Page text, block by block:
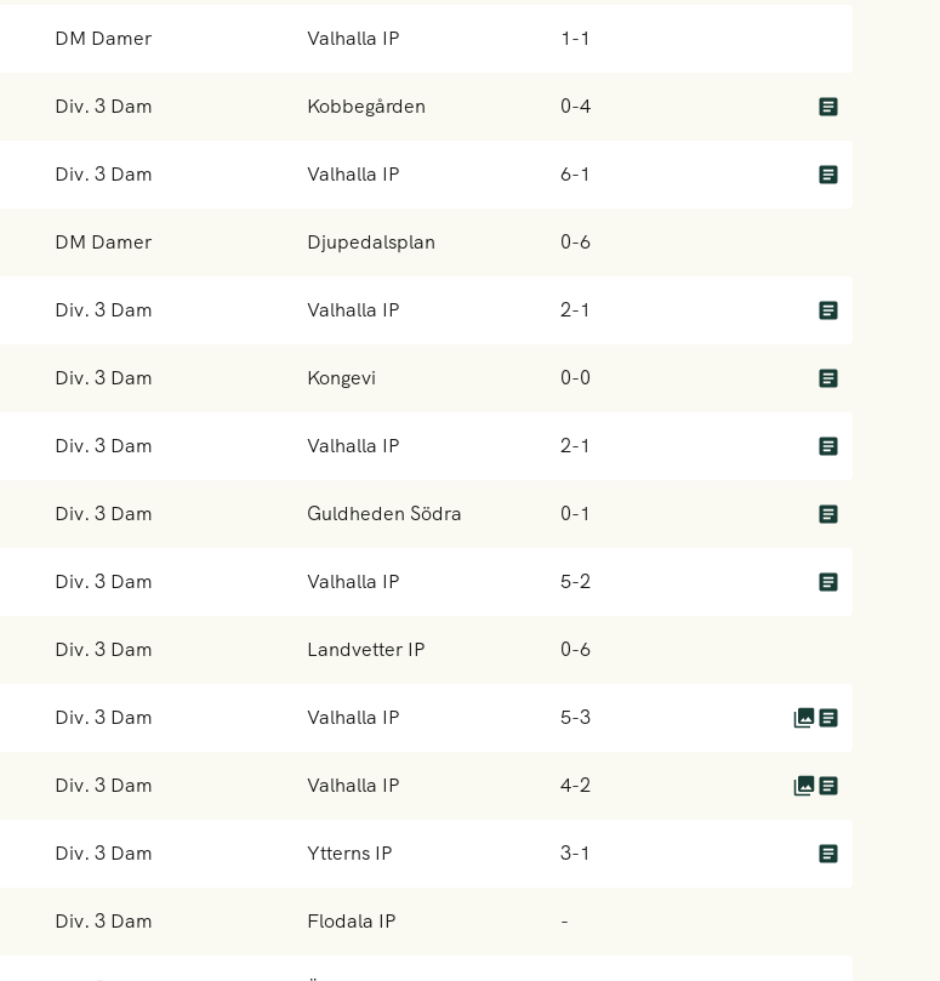
DM Damer Valhalla IP 1-1
Div. 3 Dam Kobbegården 0-4
Div. 3 Dam Valhalla IP 6-1
DM Damer Djupedalsplan 0-6
Div. 3 Dam Valhalla IP 2-1
Div. 3 Dam Kongevi 0-0
Div. 3 Dam Valhalla IP 2-1
Div. 3 Dam Guldheden Södra 0-1
Div. 3 Dam Valhalla IP 5-2
Div. 3 Dam Landvetter IP 0-6
Div. 3 Dam Valhalla IP 5-3
Div. 3 Dam Valhalla IP 4-2
Div. 3 Dam Ytterns IP 3-1
Div. 3 Dam Flodala IP -